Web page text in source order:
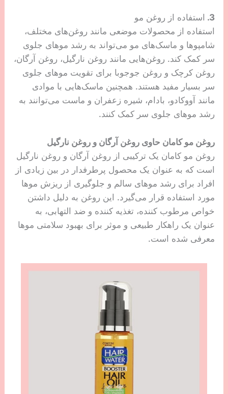
3.
استفاده از روغن مو
استفاده از محصولات موضعی مانند روغن‌های مختلف،
شامپوها و ماسک‌های مو می‌تواند به رشد موهای جلوی
سر کمک کند. روغن‌هایی مانند روغن نارگیل، روغن آرگان،
روغن کرچک و روغن جوجوبا برای تقویت موهای جلوی
سر بسیار مفید هستند. همچنین ماسک‌هایی با موادی
مانند آووکادو، بادام، شیره زعفران و ماست می‌توانند به
رشد موهای جلوی سر کمک کنند.
روغن مو کامان حاوی روغن آرگان و روغن نارگیل
روغن مو کامان یک ترکیبی از روغن آرگان و روغن نارگیل
است که به عنوان یک محصول پرطرفدار در بین زیادی از
افراد برای رشد موهای سالم و جلوگیری از ریزش موها
مورد استفاده قرار می‌گیرد. این روغن به دلیل داشتن
خواص مرطوب کننده، تغذیه کننده و ضد التهابی، به
عنوان یک راهکار طبیعی و موثر برای بهبود سلامتی موها
معرفی شده است.